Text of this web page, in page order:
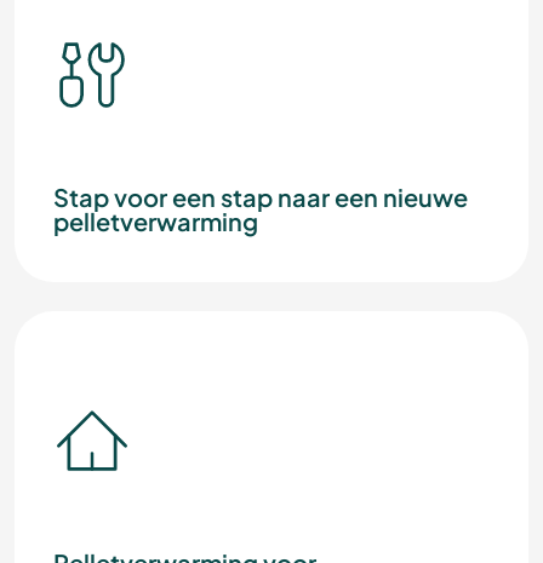
Stap voor een stap naar een nieuwe
pelletverwarming